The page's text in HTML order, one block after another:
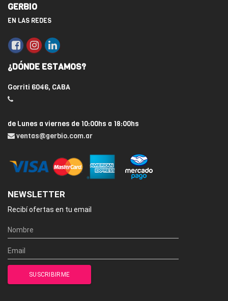
GERBIO
EN LAS REDES
¿DÓNDE ESTAMOS?
Gorriti 6046, CABA
de Lunes a viernes de 10:00hs a 18:00hs
ventas@gerbio.com.ar
NEWSLETTER
Recibí ofertas en tu email